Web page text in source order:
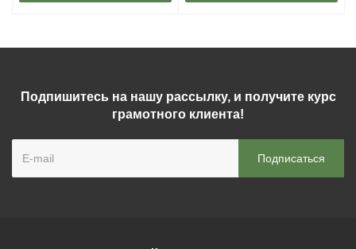
Подпишитесь на нашу рассылку, и получите курс
грамотного клиента!